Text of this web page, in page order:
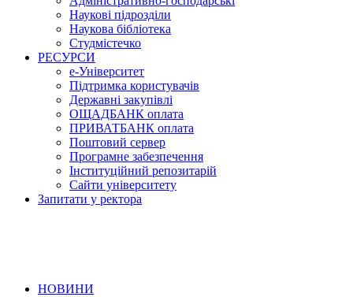
Наукові підрозділи
Наукова бібліотека
Студмістечко
РЕСУРСИ
е-Університет
Підтримка користувачів
Державні закупівлі
ОЩАДБАНК оплата
ПРИВАТБАНК оплата
Поштовий сервер
Програмне забезпечення
Інституційний репозитарій
Сайти університету
Запитати у ректора
НОВИНИ